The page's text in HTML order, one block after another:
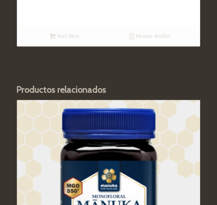
Read More Mostrar detalles
Productos relacionados